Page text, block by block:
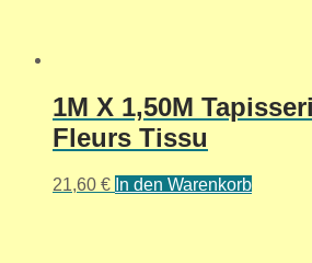
1M X 1,50M
Fleurs Tissu
21,60 € In den Warenkorb